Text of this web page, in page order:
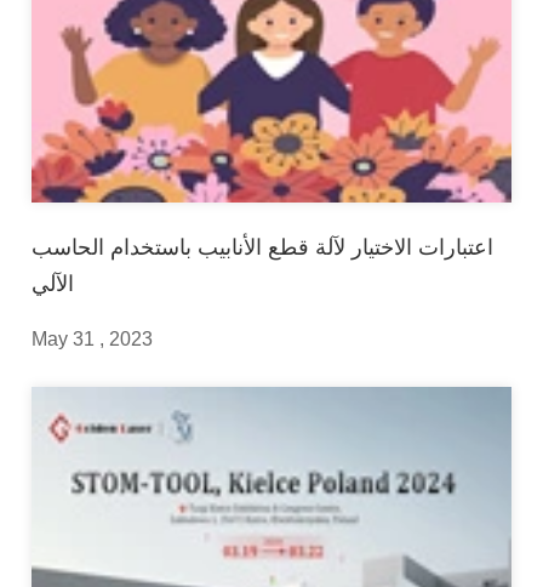
اعتبارات الاختيار لآلة قطع الأنابيب باستخدام الحاسب
الآلي
May 31 , 2023